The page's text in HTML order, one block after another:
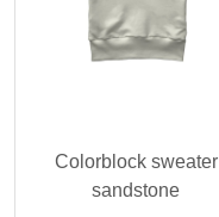
Colorblock sweater
sandstone